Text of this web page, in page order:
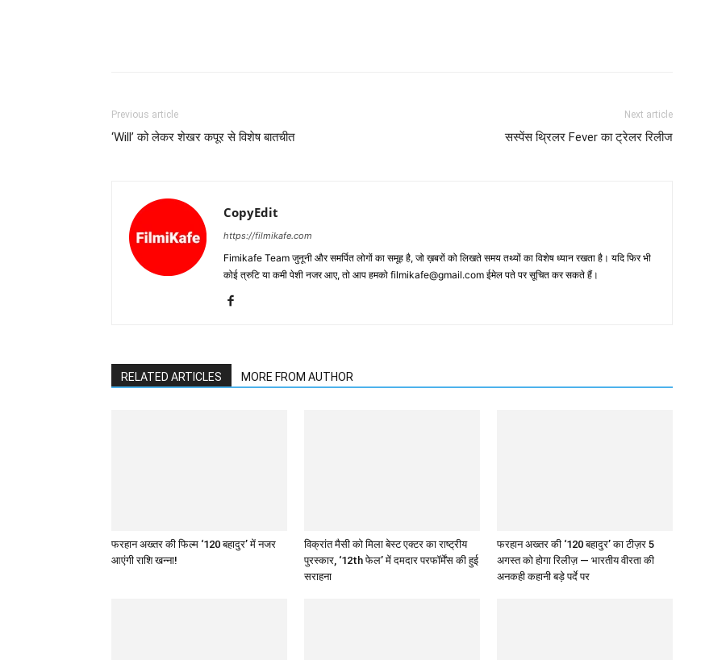
Previous article
‘Will’ को लेकर शेखर कपूर से विशेष बातचीत
Next article
सस्‍पेंस थ्रिलर Fever का ट्रेलर रिलीज
CopyEdit
https://filmikafe.com
Fimikafe Team जुनूनी और समर्पित लोगों का समूह है, जो ख़बरों को लिखते समय तथ्‍यों का विशेष ध्‍यान रखता है। यदि फिर भी
कोई त्रुटि या कमी पेशी नजर आए, तो आप हमको filmikafe@gmail.com ईमेल पते पर सूचित कर सकते हैं।
RELATED ARTICLES MORE FROM AUTHOR
फरहान अख्तर की फिल्म ‘120 बहादुर’ में नजर
आएंगी राशि खन्ना!
विक्रांत मैसी को मिला बेस्ट एक्टर का राष्ट्रीय
पुरस्कार, ‘12th फेल’ में दमदार परफॉर्मेंस की हुई
सराहना
फरहान अख्तर की ‘120 बहादुर’ का टीज़र 5
अगस्त को होगा रिलीज़ — भारतीय वीरता की
अनकही कहानी बड़े पर्दे पर